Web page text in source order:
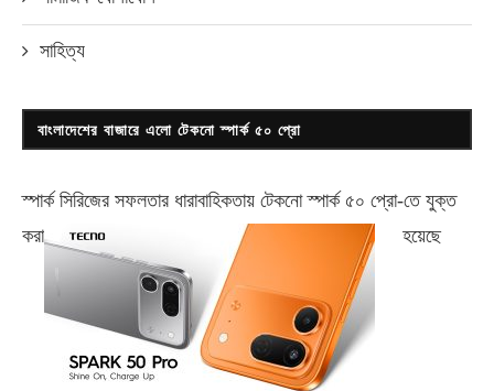
সাহিত্য
বাংলাদেশের বাজারে এলো টেকনো স্পার্ক ৫০ প্রো
স্পার্ক সিরিজের সফলতার ধারাবাহিকতায় টেকনোস্পার্ক ৫০ প্রো-তে যুক্ত
করা
হয়েছে